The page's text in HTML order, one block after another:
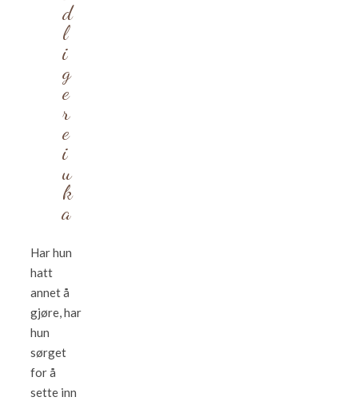
d
l
i
g
e
r
e
i
u
k
a
Har hun
hatt
annet å
gjøre, har
hun
sørget
for å
sette inn